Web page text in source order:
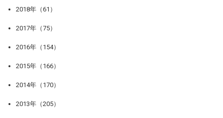
2018年（61）
2017年（75）
2016年（154）
2015年（166）
2014年（170）
2013年（205）